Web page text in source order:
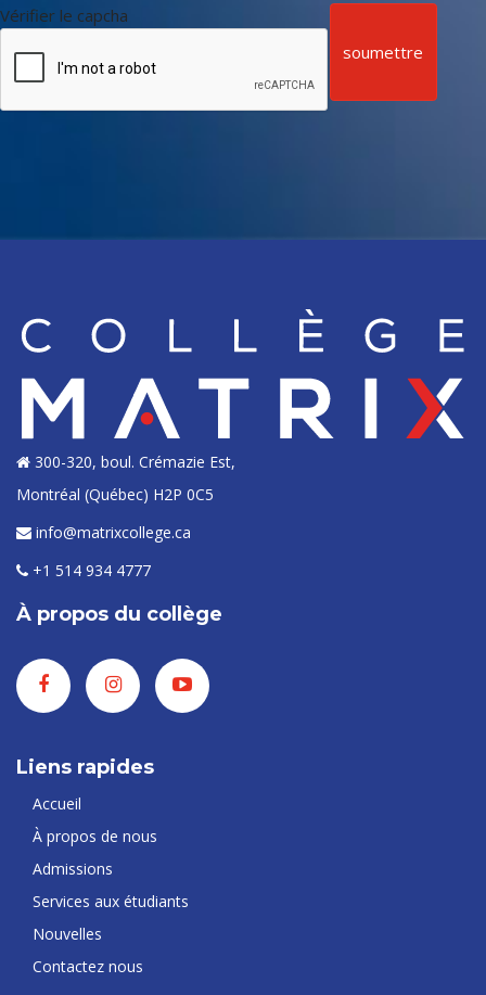
Vérifier le capcha
300-320, boul. Crémazie Est,
Montréal (Québec) H2P 0C5
info@matrixcollege.ca
+1 514 934 4777
À propos du collège
Liens rapides
Accueil
À propos de nous
Admissions
Services aux étudiants
Nouvelles
Contactez nous